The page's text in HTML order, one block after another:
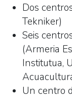
Dos
Tekniker)
Seis
(Armeria
Institutua,
Un centro